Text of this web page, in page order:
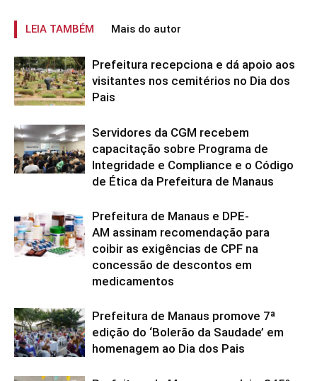
LEIA TAMBÉM Mais do autor
Prefeitura recepciona e dá apoio aos
visitantes nos cemitérios no Dia dos
Pais
Servidores da CGM recebem
capacitação sobre Programa de
Integridade e Compliance e o Código
de Ética da Prefeitura de Manaus
Prefeitura de Manaus e DPE-
AM assinam recomendação para
coibir as exigências de CPF na
concessão de descontos em
medicamentos
Prefeitura de Manaus promove 7ª
edição do ‘Bolerão da Saudade’ em
homenagem ao Dia dos Pais